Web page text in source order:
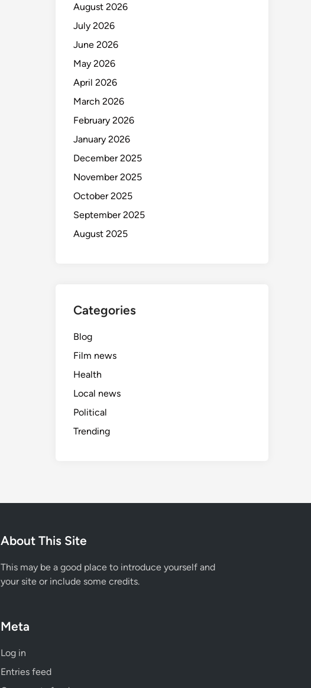
August 2026
July 2026
June 2026
May 2026
April 2026
March 2026
February 2026
January 2026
December 2025
November 2025
October 2025
September 2025
August 2025
Categories
Blog
Film news
Health
Local news
Political
Trending
About This Site
This may be a good place to introduce yourself and
your site or include some credits.
Meta
Log in
Entries feed